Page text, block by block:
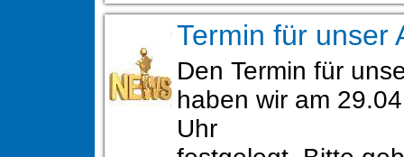
Termin für unser
Den Termin für
haben wir am
Uhr